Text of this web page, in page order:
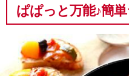
ぱぱっと万能♪簡